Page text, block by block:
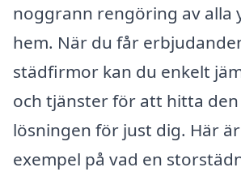
noggrann rengöring av alla
hem. När du får
städfirmor kan du enkelt
och tjänster för att hitta den
lösningen för just dig. Här
exempel på vad en